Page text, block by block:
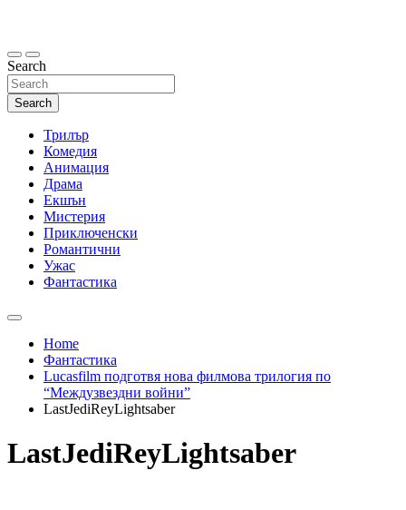
Search
Search
Трилър
Комедия
Анимация
Драма
Екшън
Мистерия
Приключенски
Романтични
Ужас
Фантастика
Home
Фантастика
Lucasfilm подготвя нова филмова трилогия по
“Междузвездни войни”
LastJediReyLightsaber
LastJediReyLightsaber